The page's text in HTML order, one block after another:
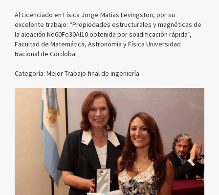
Al Licenciado en Física Jorge Matías Levingston, por su
excelente trabajo: “Propiedades estructurales y magnéticas de
la aleación Nd60Fe30Al10 obtenida por solidificación rápida”,
Facultad de Matemática, Astronomía y Física Universidad
Nacional de Córdoba.
Categoría: Mejor Trabajo final de ingeniería